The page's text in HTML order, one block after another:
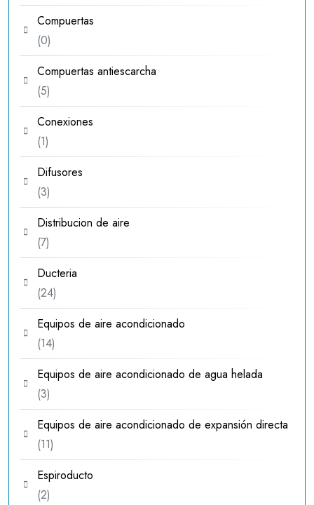
productos
Compuertas
00
productos
Compuertas antiescarcha
55
productos
Conexiones
11
producto
Difusores
33
productos
Distribucion de aire
77
productos
Ducteria
2424
productos
Equipos de aire acondicionado
1414
productos
Equipos de aire acondicionado de agua helada
33
productos
Equipos de aire acondicionado de expansión directa
1111
productos
Espiroducto
22